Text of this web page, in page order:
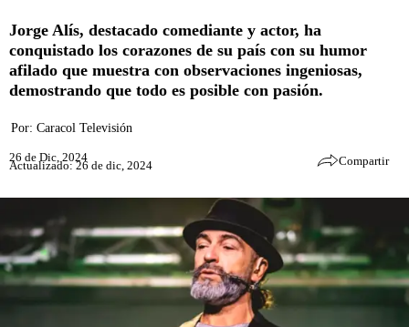
Jorge Alís, destacado comediante y actor, ha
conquistado los corazones de su país con su humor
afilado que muestra con observaciones ingeniosas,
demostrando que todo es posible con pasión.
Por: Caracol Televisión
26 de Dic, 2024
Actualizado: 26 de dic, 2024 Compartir